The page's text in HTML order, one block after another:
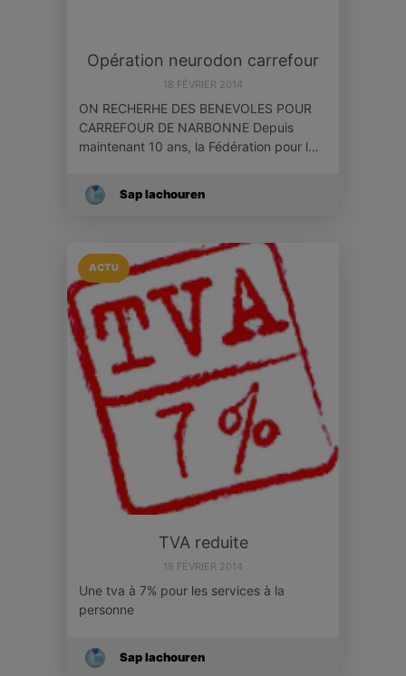
Opération neurodon carrefour
18 FÉVRIER 2014
ON RECHERHE DES BENEVOLES POUR
CARREFOUR DE NARBONNE Depuis
maintenant 10 ans, la Fédération pour l…
Sap Iachouren
ACTU
TVA reduite
18 FÉVRIER 2014
Une tva à 7% pour les services à la
personne
Sap Iachouren